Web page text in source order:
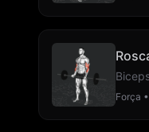
Força